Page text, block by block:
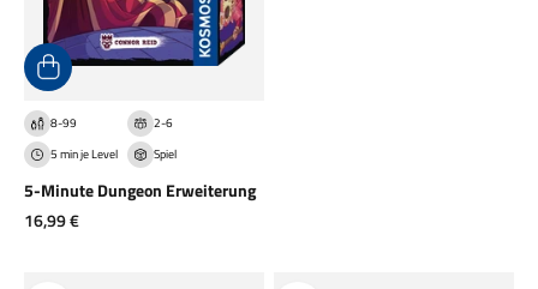
8-99
2-6
5 min je Level
Spiel
5-Minute Dungeon Erweiterung
Angebot
16,99 €